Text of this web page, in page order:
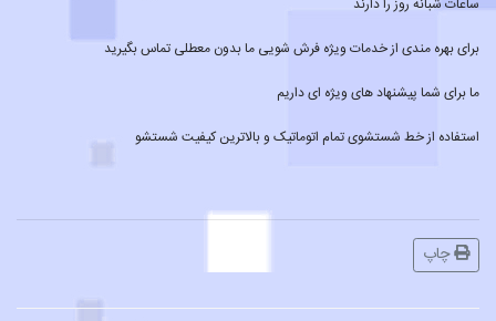
ساعات شبانه روز را دارند
برای بهره مندی از خدمات ویژه فرش شویی ما بدون معطلی تماس بگیرید
ما برای شما پیشنهاد های ویژه ای داریم
استفاده از خط شستشوی تمام اتوماتیک و بالاترین کیفیت شستشو
چاپ